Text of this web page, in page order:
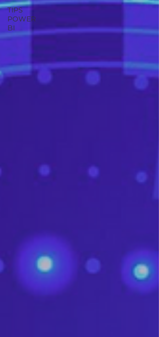
TIPS
POWER
BI